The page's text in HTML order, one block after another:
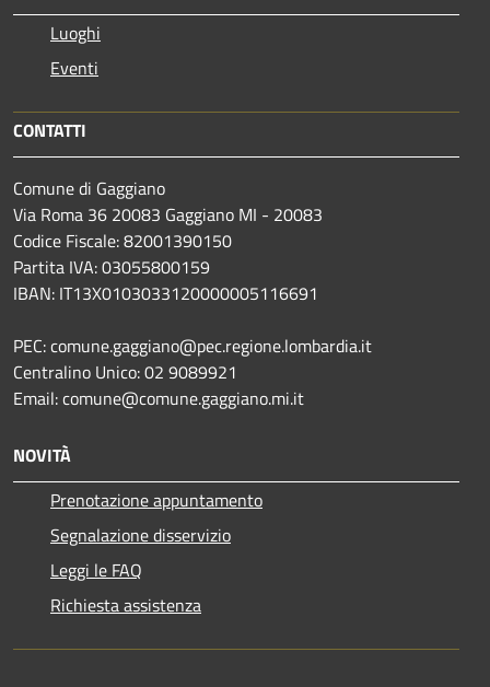
Luoghi
Eventi
CONTATTI
Comune di Gaggiano
Via Roma 36 20083 Gaggiano MI - 20083
Codice Fiscale: 82001390150
Partita IVA: 03055800159
IBAN: IT13X0103033120000005116691
PEC: comune.gaggiano@pec.regione.lombardia.it
Centralino Unico: 02 9089921
Email: comune@comune.gaggiano.mi.it
NOVITÀ
Prenotazione appuntamento
Segnalazione disservizio
Leggi le FAQ
Richiesta assistenza